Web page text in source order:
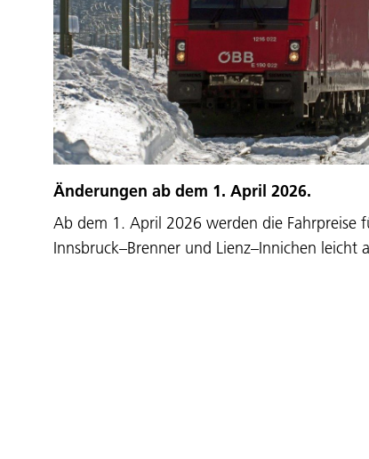
Änderungen ab dem 1. April 2026.
Ab dem 1. April 2026 werden die Fahrpreise
Innsbruck–Brenner und Lienz–Innichen